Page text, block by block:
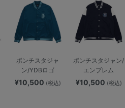
ポンチスタジャ
ン/YDBロゴ
¥10,500 (税込)
ポンチスタジャン/
エンブレム
¥10,500 (税込)